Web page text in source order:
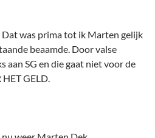
Dat was prima tot ik Marten gelijk
beaamde. Door valse
aan SG en die gaat niet voor de
GELD.